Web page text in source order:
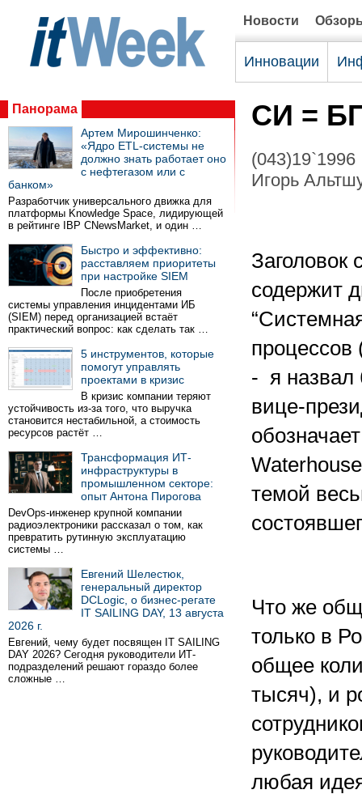
Новости
Инновации
Панорама
Артем Мирошинченко:
«Ядро ETL-системы не
должно знать работает оно
с нефтегазом или с
банком»
Разработчик универсального движка для
платформы Knowledge Space, лидирующей
в рейтинге IBP CNewsMarket, и один …
Быстро и эффективно:
расставляем приоритеты
при настройке SIEM
После приобретения
системы управления инцидентами ИБ
(SIEM) перед организацией встаёт
практический вопрос: как сделать так …
5 инструментов, которые
помогут управлять
проектами в кризис
В кризис компании теряют
устойчивость из-за того, что выручка
становится нестабильной, а стоимость
ресурсов растёт …
Трансформация ИТ-
инфраструктуры в
промышленном секторе:
опыт Антона Пирогова
DevOps-инженер крупной компании
радиоэлектроники рассказал о том, как
превратить рутинную эксплуатацию
системы …
Евгений Шелестюк,
генеральный директор
DCLogic, о бизнес-регате
IT SAILING DAY, 13 августа
2026 г.
Евгений, чему будет посвящен IT SAILING
DAY 2026? Сегодня руководители ИТ-
подразделений решают гораздо более
сложные …
СИ =
(043)19`1996
Игорь
Заголовок
содержит
- я назвал
вице-
темой
Что же
только в
общее
тысяч), и
любая